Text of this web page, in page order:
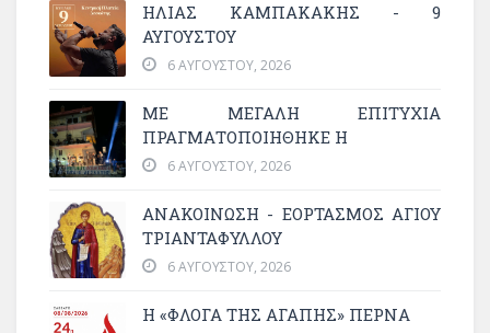
ΗΛΙΑΣ ΚΑΜΠΑΚΑΚΗΣ - 9
ΑΥΓΟΥΣΤΟΥ
6 ΑΥΓΟΎΣΤΟΥ, 2026
ΜΕ ΜΕΓΆΛΗ ΕΠΙΤΥΧΊΑ
ΠΡΑΓΜΑΤΟΠΟΙΉΘΗΚΕ Η
6 ΑΥΓΟΎΣΤΟΥ, 2026
ΑΝΑΚΟΙΝΩΣΗ - ΕΟΡΤΑΣΜΟΣ ΑΓΙΟΥ
ΤΡΙΑΝΤΑΦΥΛΛΟΥ
6 ΑΥΓΟΎΣΤΟΥ, 2026
Η «ΦΛΌΓΑ ΤΗΣ ΑΓΆΠΗΣ» ΠΕΡΝΆ